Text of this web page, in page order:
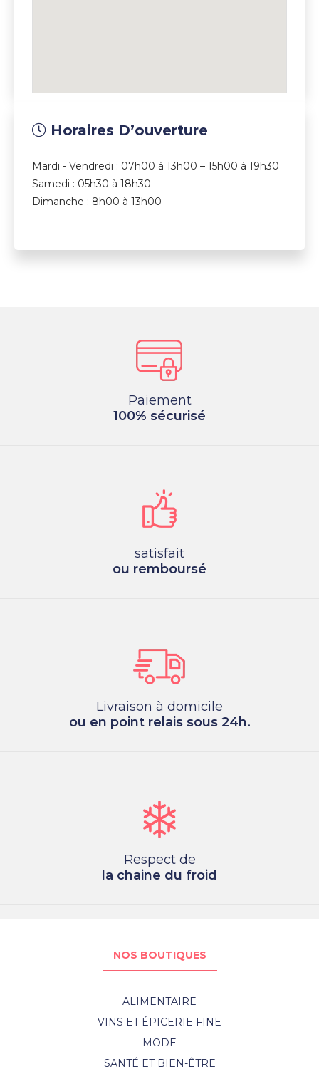
Horaires D’ouverture
Mardi - Vendredi : 07h00 à 13h00 – 15h00 à 19h30
Samedi : 05h30 à 18h30
Dimanche : 8h00 à 13h00
Paiement
100% sécurisé
satisfait
ou remboursé
Livraison à domicile
ou en point relais sous 24h.
Respect de
la chaine du froid
NOS BOUTIQUES
ALIMENTAIRE
VINS ET ÉPICERIE FINE
MODE
SANTÉ ET BIEN-ÊTRE